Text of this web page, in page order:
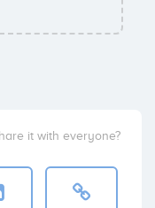
it with everyone?